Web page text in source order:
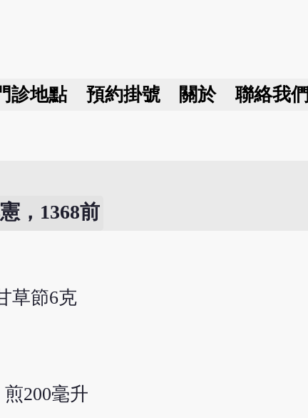
診地點 預約掛號 關於 聯絡我們
，1368前
草節6克
200毫升